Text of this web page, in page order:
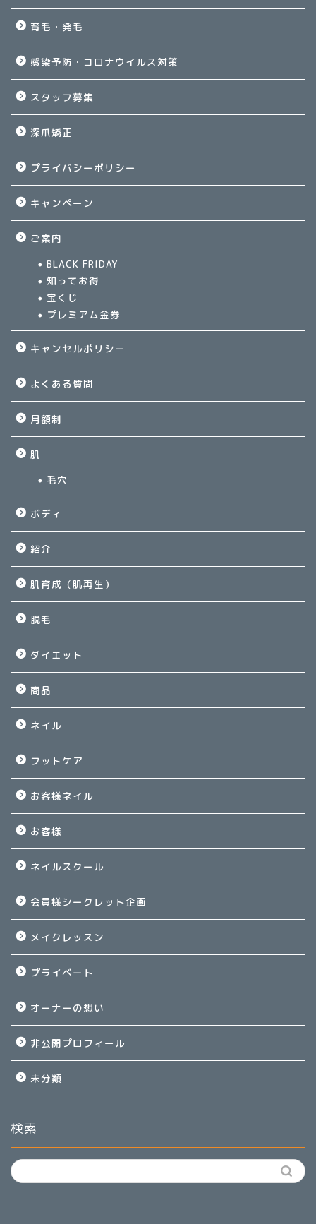
育毛・発毛
感染予防・コロナウイルス対策
スタッフ募集
深爪矯正
プライバシーポリシー
キャンペーン
ご案内
BLACK FRIDAY
知ってお得
宝くじ
プレミアム金券
キャンセルポリシー
よくある質問
月額制
肌
毛穴
ボディ
紹介
肌育成（肌再生）
脱毛
ダイエット
商品
ネイル
フットケア
お客様ネイル
お客様
ネイルスクール
会員様シークレット企画
メイクレッスン
プライベート
オーナーの想い
非公開プロフィール
未分類
検索